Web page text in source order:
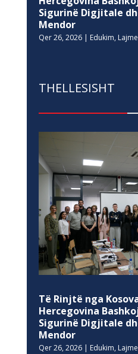
Sigurinë Digjitale
Mendor
Qer 26, 2026| Edukim, Lajme
THELLESISHT
Të Rinjtë nga
Hercegovina
Sigurinë Digjitale
Mendor
Qer 26, 2026| Edukim, Lajme